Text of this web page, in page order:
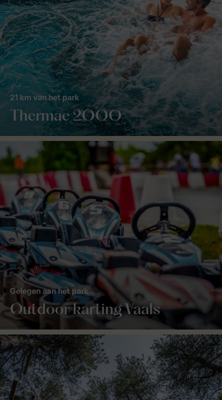
Thermae 2OOO
21 km van het park
Outdoor karting Vaals
Gelegen aan het park